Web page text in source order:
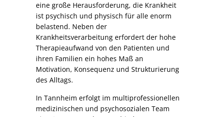
eine große Herausforderung, die Krankheit
ist psychisch und physisch für alle enorm
belastend. Neben der
Krankheitsverarbeitung erfordert der hohe
Therapieaufwand von den Patienten und
ihren Familien ein hohes Maß an
Motivation, Konsequenz und Strukturierung
des Alltags.
In Tannheim erfolgt im multiprofessionellen
medizinischen und psychosozialen Team